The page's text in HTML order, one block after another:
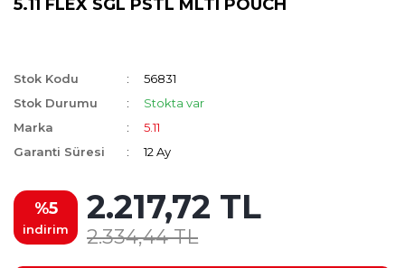
5.11 FLEX SGL PSTL MLTI POUCH
Stok Kodu
56831
Stok Durumu
Stokta var
Marka
5.11
Garanti Süresi
12 Ay
%5
indirim
2.217,72 TL
2.334,44 TL